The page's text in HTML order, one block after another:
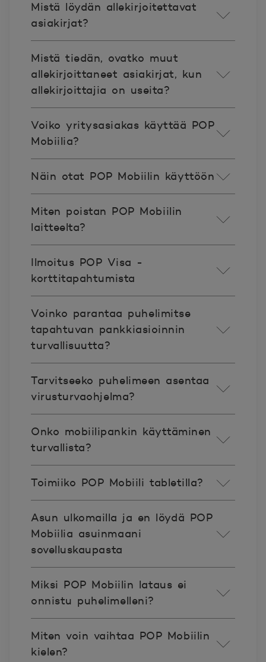
Mistä löydän allekirjoitettavat
asiakirjat?
Mistä tiedän, ovatko muut
allekirjoittaneet asiakirjat, kun
allekirjoittajia on useita?
Voiko yritysasiakas käyttää POP
Mobiilia?
Näin otat POP Mobiilin käyttöön
Miten poistan POP Mobiilin
laitteelta?
Ilmoitus POP Visa -
korttitapahtumista
Voinko parantaa puhelimitse
tapahtuvan pankkiasioinnin
turvallisuutta?
Tarvitseeko puhelimeen asentaa
virusturvaohjelma?
Onko mobiilipankin käyttäminen
turvallista?
Toimiiko POP Mobiili tabletilla?
Asun ulkomailla ja en löydä POP
Mobiilia asuinmaani
sovelluskaupasta
Miksi POP Mobiilin lataus ei
onnistu puhelimelleni?
Miten voin vaihtaa POP Mobiilin
kielen?